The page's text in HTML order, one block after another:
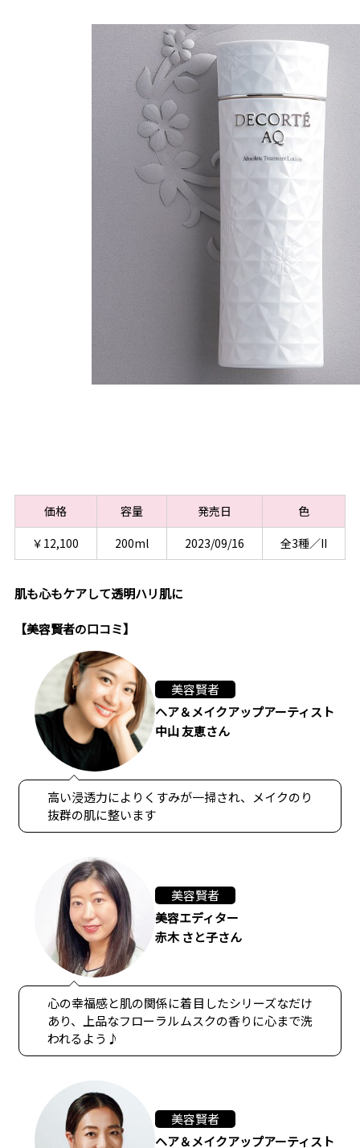
価格 容量 発売日
色
￥12,100
200ml 2023/09/16 全3種／II
肌も心もケアして透明ハリ肌に
【美容賢者の口コミ】
美容賢者
ヘア＆メイクアップアーティスト
中山 友恵さん
高い浸透力によりくすみが一掃され、メイクのり
抜群の肌に整います
美容賢者
美容エディター
赤木 さと子さん
心の幸福感と肌の関係に着目したシリーズなだけ
あり、上品なフローラルムスクの香りに心まで洗
われるよう♪
美容賢者
ヘア＆メイクアップアーティスト